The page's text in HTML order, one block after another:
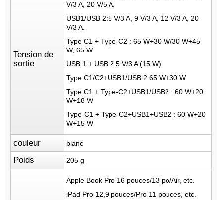
Tension de
sortie
V/3 A, 20 V/5 A.
USB1/USB 2:5 V/3 A, 9 V/3 A, 12 V/3 A, 20
V/3 A.
Type C1 + Type-C2 : 65 W+30 W/30 W+45
W, 65 W
USB 1 + USB 2:5 V/3 A (15 W)
Type C1/C2+USB1/USB 2:65 W+30 W
Type C1 + Type-C2+USB1/USB2 : 60 W+20
W+18 W
Type-C1 + Type-C2+USB1+USB2 : 60 W+20
W+15 W
couleur blanc
Poids 205 g
Apple Book Pro 16 pouces/13 po/Air, etc.
iPad Pro 12,9 pouces/Pro 11 pouces, etc.